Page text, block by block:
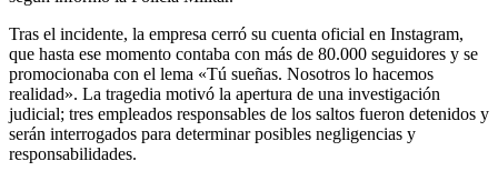
Tras el incidente, la empresa cerró su cuenta oficial en Instagram,
que hasta ese momento contaba con más de 80.000 seguidores y se
promocionaba con el lema «Tú sueñas. Nosotros lo hacemos
realidad». La tragedia motivó la apertura de una investigación
judicial; tres empleados responsables de los saltos fueron detenidos y
serán interrogados para determinar posibles negligencias y
responsabilidades.